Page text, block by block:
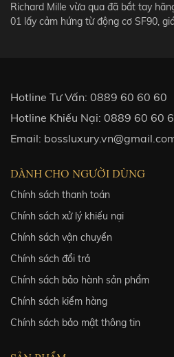
Richard Mille vừa qua đã bắt tay
01 lấy cảm hứng từ động cơ SF90,
Hotline Tư Vấn: 0889 60 60 60
Hotline Khiếu Nại: 0889 60 60
Email:
DÀNH CHO NGƯỜI DÙNG
Chính sách thanh toán
Chính sách xử lý khiếu nại
Chính sách vận chuyển
Chính sách đổi trả
Chính sách bảo hành sản phẩm
Chính sách kiểm hàng
Chính sách bảo mật thông tin